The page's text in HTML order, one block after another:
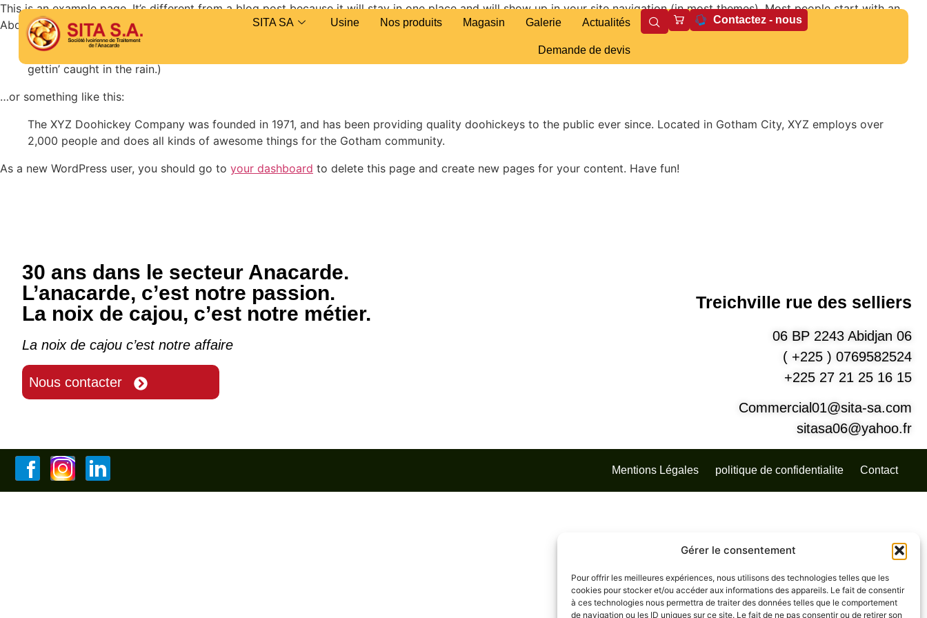
Gérer le consentement
Pour offrir les meilleures expériences, nous utilisons des technologies telles que les
cookies pour stocker et/ou accéder aux informations des appareils. Le fait de consentir
à ces technologies nous permettra de traiter des données telles que le comportement
de navigation ou les ID uniques sur ce site. Le fait de ne pas consentir ou de retirer son
SITA SA Usine Nos produits Magasin Galerie Actualités
Demande de devis
Contactez - nous
This is an example page. It’s different from a blog post because it will stay in one place and will show up in your site navigation (in most themes). Most people start with an
About page that introduces them to potential site visitors. It might say something like this:
Hi there! I’m a bike messenger by day, aspiring actor by night, and this is my website. I live in Los Angeles, have a great dog named Jack, and I like piña coladas. (And
gettin’ caught in the rain.)
…or something like this:
The XYZ Doohickey Company was founded in 1971, and has been providing quality doohickeys to the public ever since. Located in Gotham City, XYZ employs over
2,000 people and does all kinds of awesome things for the Gotham community.
As a new WordPress user, you should go to your dashboard to delete this page and create new pages for your content. Have fun!
30 ans dans le secteur Anacarde.
L’anacarde, c’est notre passion.
La noix de cajou, c’est notre métier.
La noix de cajou c’est notre affaire
Nous contacter
Treichville rue des selliers
06 BP 2243 Abidjan 06
( +225 ) 0769582524
+225 27 21 25 16 15
Commercial01@sita-sa.com
sitasa06@yahoo.fr
Mentions Légales politique de confidentialite Contact